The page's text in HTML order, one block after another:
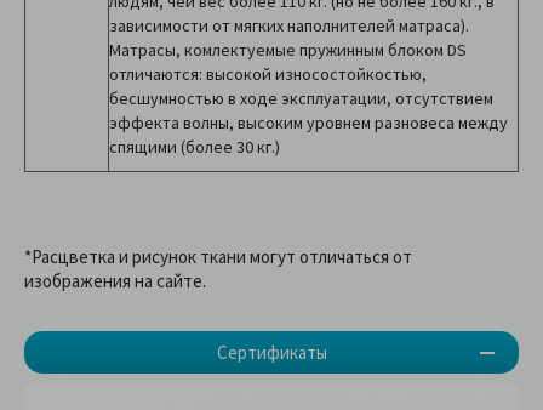
Сертификаты
зависимости от мягких наполнителей матраса).
Матрасы, комлектуемые пружинным блоком DS
отличаются: высокой износостойкостью,
бесшумностью в ходе эксплуатации, отсутствием
эффекта волны, высоким уровнем разновеса между
спящими (более 30 кг.)
*Расцветка и рисунок ткани могут отличаться от
изображения на сайте.